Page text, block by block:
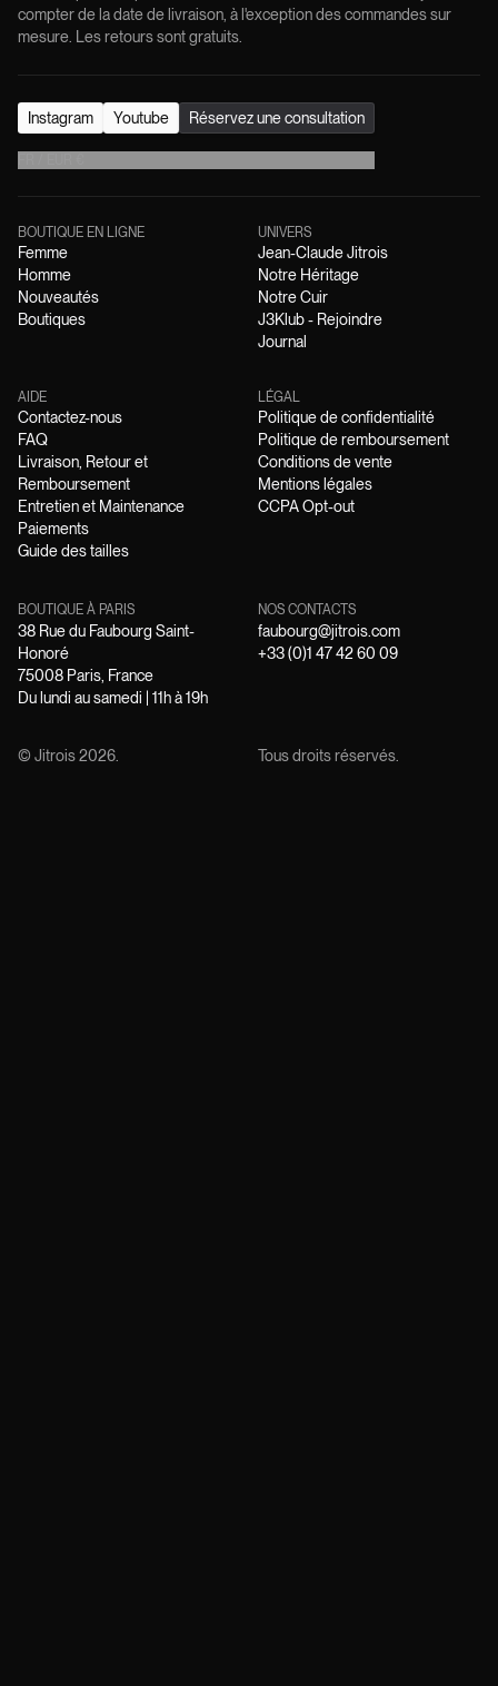
compter de la date de livraison, à l'exception des commandes sur
mesure. Les retours sont gratuits.
Instagram Youtube Réservez une consultation
BOUTIQUE EN LIGNE
Femme
Homme
Nouveautés
Boutiques
UNIVERS
Jean-Claude Jitrois
Notre Héritage
Notre Cuir
J3Klub - Rejoindre
Journal
AIDE
Contactez-nous
FAQ
Livraison, Retour et
Remboursement
Entretien et Maintenance
Paiements
Guide des tailles
LÉGAL
Politique de confidentialité
Politique de remboursement
Conditions de vente
Mentions légales
CCPA Opt-out
BOUTIQUE À PARIS
38 Rue du Faubourg Saint-
Honoré
75008 Paris, France
Du lundi au samedi | 11h à 19h
NOS CONTACTS
faubourg@jitrois.com
+33 (0)1 47 42 60 09
© Jitrois2026 Tous droits réservés.